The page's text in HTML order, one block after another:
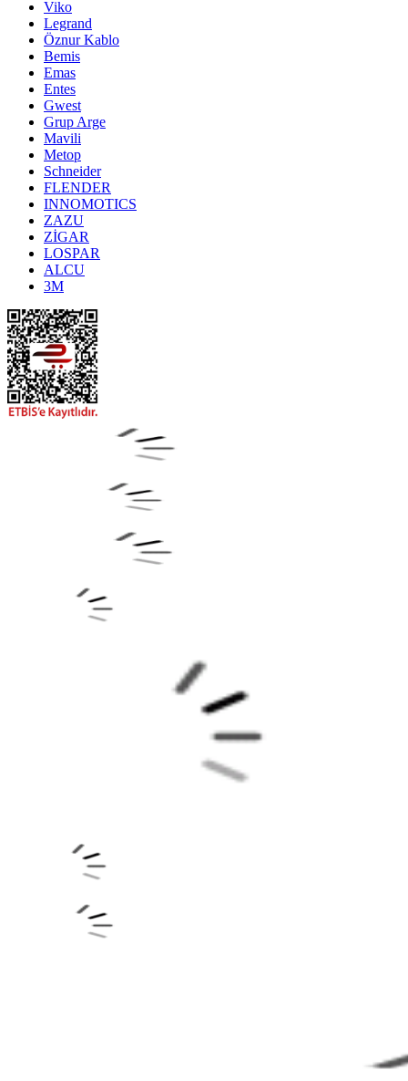
Viko
Legrand
Öznur Kablo
Bemis
Emas
Entes
Gwest
Grup Arge
Mavili
Metop
Schneider
FLENDER
INNOMOTICS
ZAZU
ZİGAR
LOSPAR
ALCU
3M